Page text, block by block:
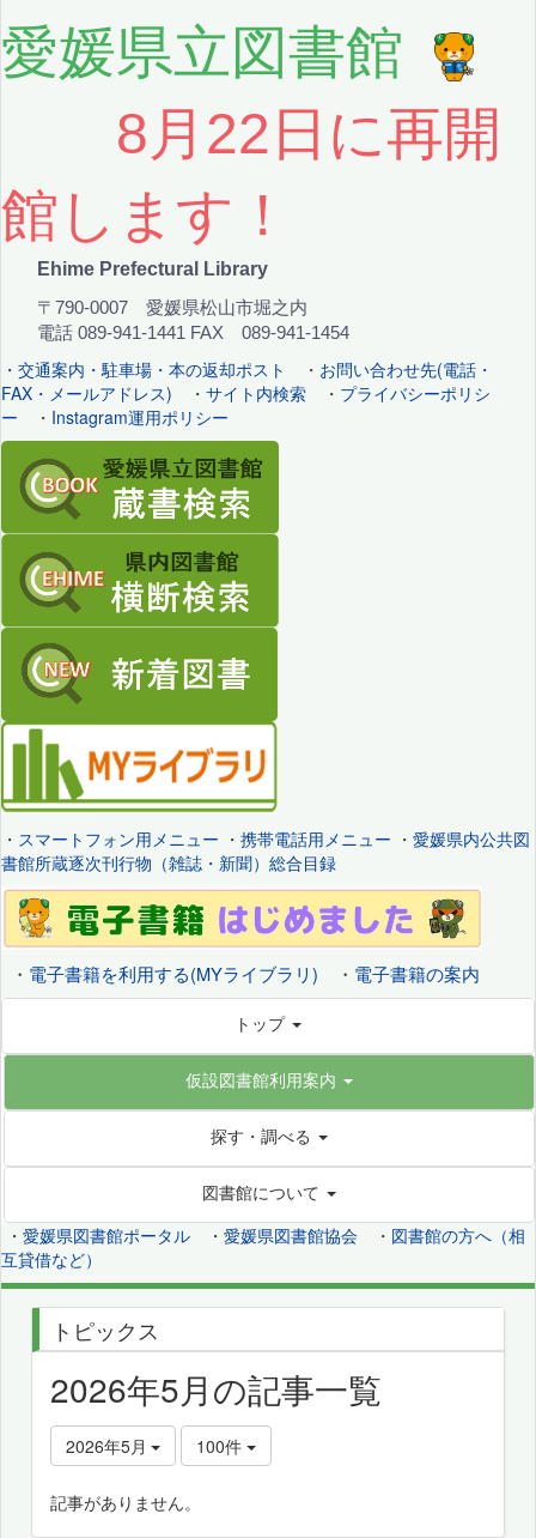
愛媛県立図書館
8月22日に再開
館します！
Ehime Prefectural Library
〒790-0007 愛媛県松山市堀之内
電話 089-941-1441 FAX 089-941-1454
・ 交通案内・駐車場・本の返却ポスト ・ お問い合わせ先(電話・
FAX・メールアドレス) ・ サイト内検索 ・ プライバシーポリシ
ー ・ Instagram運用ポリシー
・ スマートフォン用メニュー ・ 携帯電話用メニュー ・ 愛媛県内公共図
書館所蔵逐次刊行物（雑誌・新聞）総合目録
・ 電子書籍を利用する(MYライブラリ) ・ 電子書籍の案内
トップ
仮設図書館利用案内
探す・調べる
図書館について
・ 愛媛県図書館ポータル ・ 愛媛県図書館協会 ・ 図書館の方へ（相
互貸借など）
トピックス
2026年5月の記事一覧
2026年5月 100件
記事がありません。